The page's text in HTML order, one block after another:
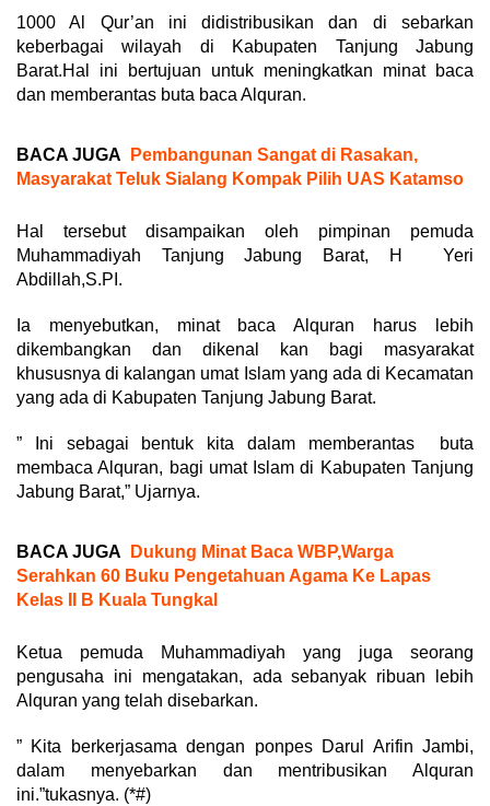
1000 Al Qur’an ini didistribusikan dan di sebarkan
keberbagai wilayah di Kabupaten Tanjung Jabung
Barat.Hal ini bertujuan untuk meningkatkan minat baca
dan memberantas buta baca Alquran.
BACA JUGA
Pembangunan Sangat di Rasakan,
Masyarakat Teluk Sialang Kompak Pilih UAS Katamso
Hal tersebut disampaikan oleh pimpinan pemuda
Muhammadiyah Tanjung Jabung Barat, H Yeri
Abdillah,S.PI.
Ia menyebutkan, minat baca Alquran harus lebih
dikembangkan dan dikenal kan bagi masyarakat
khususnya di kalangan umat Islam yang ada di Kecamatan
yang ada di Kabupaten Tanjung Jabung Barat.
” Ini sebagai bentuk kita dalam memberantas buta
membaca Alquran, bagi umat Islam di Kabupaten Tanjung
Jabung Barat,” Ujarnya.
BACA JUGA
Dukung Minat Baca WBP,Warga
Serahkan 60 Buku Pengetahuan Agama Ke Lapas
Kelas II B Kuala Tungkal
Ketua pemuda Muhammadiyah yang juga seorang
pengusaha ini mengatakan, ada sebanyak ribuan lebih
Alquran yang telah disebarkan.
” Kita berkerjasama dengan ponpes Darul Arifin Jambi,
dalam menyebarkan dan mentribusikan Alquran
ini.”tukasnya. (*#)